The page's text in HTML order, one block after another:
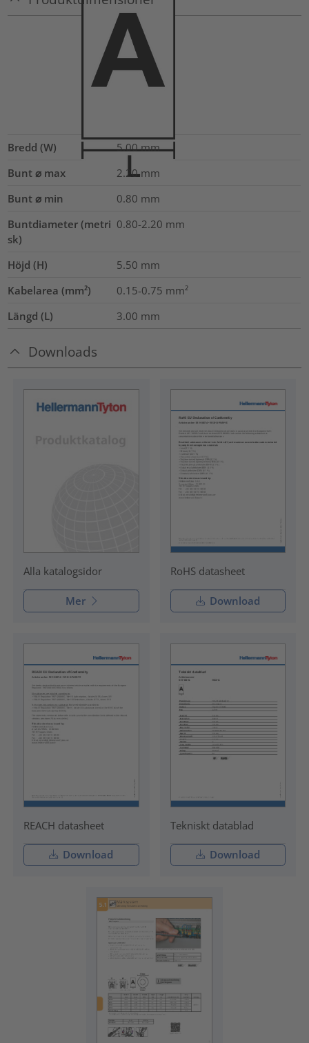
Bredd (W) 5.00 mm
Bunt ⌀ max
2.20 mm
Bunt ⌀ min
0.80 mm
Buntdiameter (metri
sk)
0.80-2.20 mm
Höjd (H) 5.50 mm
Kabelarea (mm²)
0.15-0.75 mm²
Längd (L)
3.00 mm
Downloads
Alla katalogsidor
Mer
RoHS datasheet
Download
REACH datasheet
Download
Tekniskt datablad
Download